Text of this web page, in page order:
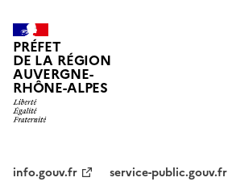
PRÉFET
DE LA RÉGION
AUVERGNE-
RHÔNE-ALPES
info.gouv.fr
service-public.gouv.fr